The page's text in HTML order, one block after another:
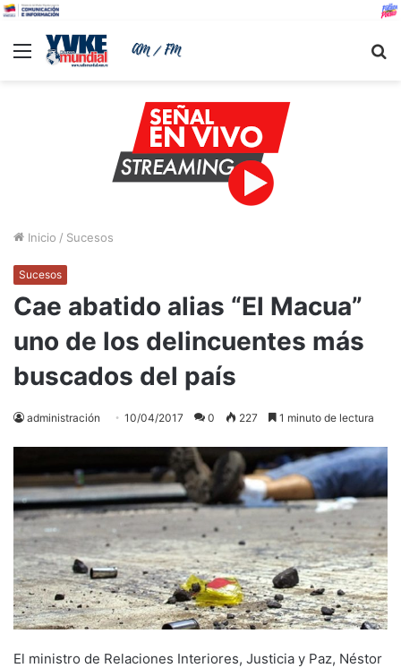
Menu
Inicio / Sucesos
Sucesos
Cae abatido alias “El Macua”
uno de los delincuentes más
buscados del país
administración 10/04/2017 0 227 1 minuto de lectura
El ministro de Relaciones Interiores, Justicia y Paz, Néstor